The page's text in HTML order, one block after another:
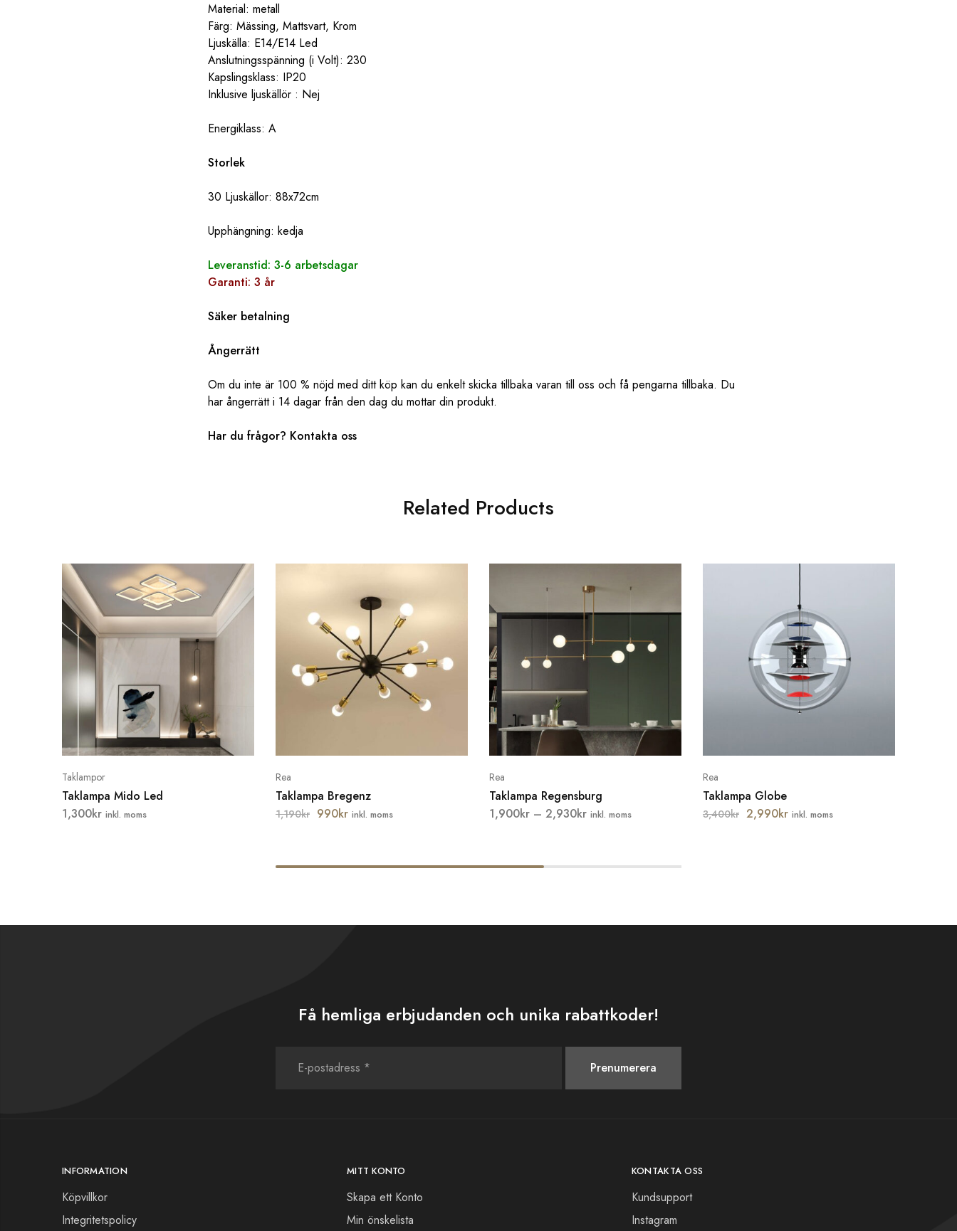
Material: metall
Färg: Mässing, Mattsvart, Krom
Ljuskälla: E14/E14 Led
Anslutningsspänning (i Volt): 230
Kapslingsklass: IP20
Inklusive ljuskällör : Nej
Energiklass: A
Storlek
30 Ljuskällor: 88x72cm
Upphängning: kedja
Leveranstid: 3-6 arbetsdagar
Garanti: 3 år
Säker betalning
Ångerrätt
Om du inte är 100 % nöjd med ditt köp kan du enkelt skicka tillbaka varan till oss och få pengarna tillbaka. Du
har ångerrätt i 14 dagar från den dag du mottar din produkt.
Har du frågor? ‌‌ Kontakta oss
Related Products
Taklampor
Taklampa Mido Led
1,300kr inkl. moms
Rea
Taklampa Bregenz
1,190kr 990kr inkl. moms
Rea
Taklampa Regensburg
1,900kr – 2,930kr inkl. moms
Rea
Taklampa Globe
3,400kr 2,990kr inkl. moms
Få hemliga erbjudanden och unika rabattkoder!
INFORMATION
Köpvillkor
Integritetspolicy
MITT KONTO
Skapa ett Konto
Min önskelista
KONTAKTA OSS
Kundsupport
Instagram